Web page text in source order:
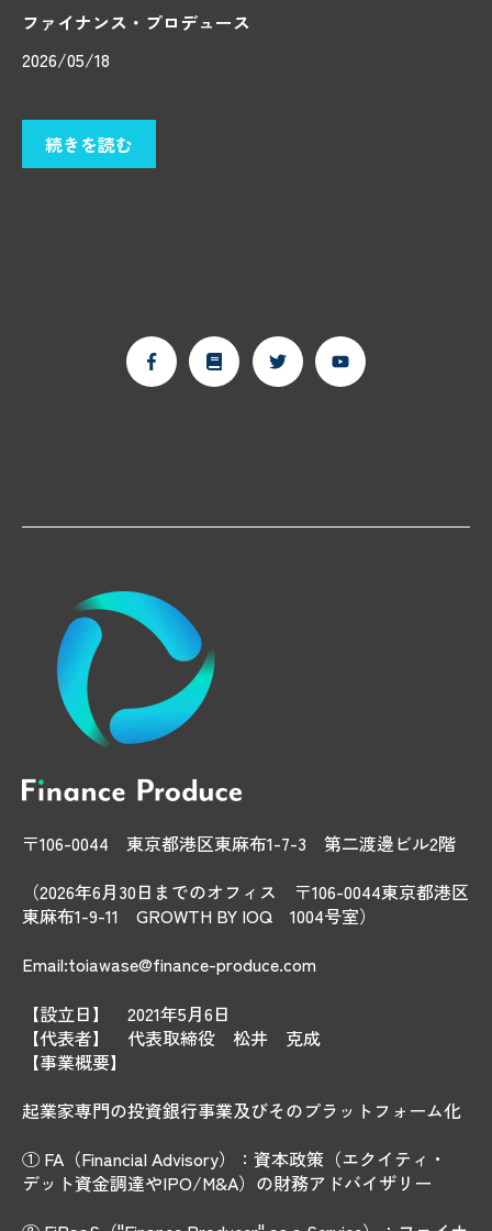
ファイナンス・プロデュース
2026/05/18
続きを読む
〒106-0044 東京都港区東麻布1-7-3 第二渡邊ビル2階
（2026年6月30日までのオフィス 〒106-0044東京都港区
東麻布1-9-11 GROWTH BY IOQ 1004号室）
Email:toiawase@finance-produce.com
【設立日】 2021年5月6日
【代表者】 代表取締役 松井 克成
【事業概要】
起業家専門の投資銀行事業及びそのプラットフォーム化
① FA（Financial Advisory）：資本政策（エクイティ・
デット資金調達やIPO/M&A）の財務アドバイザリー